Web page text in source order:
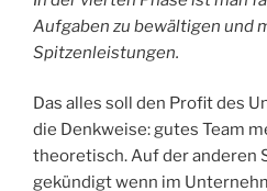
Aufgaben zu bewältigen und
Spitzenleistungen.
Das alles soll den Profit des
die Denkweise: gutes Team
theoretisch. Auf der anderen
gekündigt wenn im